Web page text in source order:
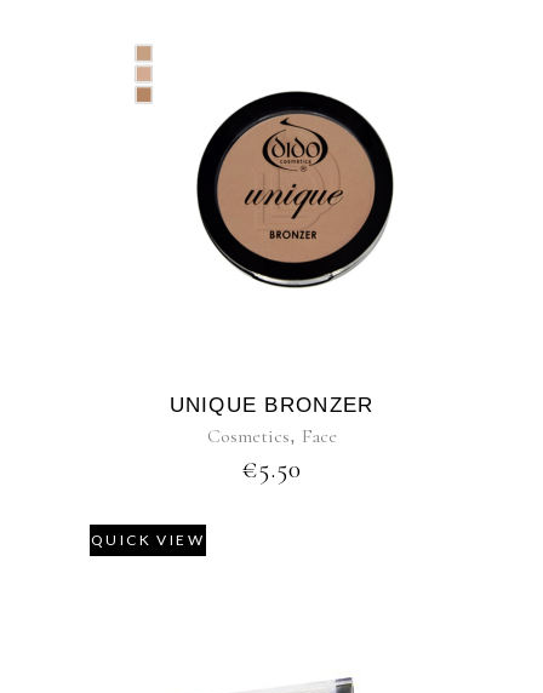
UNIQUE BRONZER
Cosmetics, Face
€5.50
QUICK VIEW